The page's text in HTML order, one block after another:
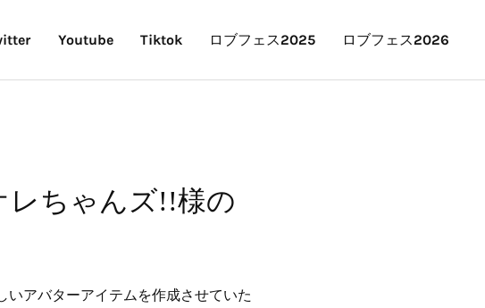
Youtube Tiktok ロブフェス2025 ロブフェス2026
レちゃんズ!!様の
アバターアイテムを作成させていた